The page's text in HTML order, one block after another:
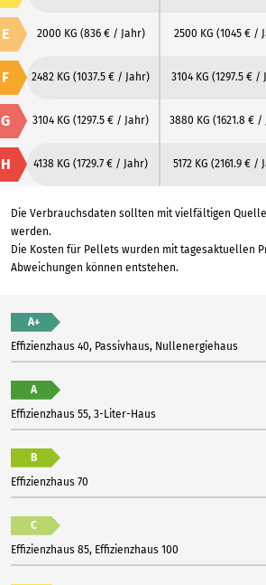
E 2000 KG (836 € / Jahr) 2500 KG (1045 € /
F 2482 KG (1037.5 € / Jahr) 3104 KG (1297.5 € /
G 3104 KG (1297.5 € / Jahr) 3880 KG (1621.8 € /
H 4138 KG (1729.7 € / Jahr) 5172 KG (2161.9 € /
Die Verbrauchsdaten sollten mit vielfältigen
werden.
Die Kosten für Pellets wurden mit tagesaktuellen
Abweichungen können entstehen.
A+
Effizienzhaus 40, Passivhaus, Nullenergiehaus
A
Effizienzhaus 55, 3-Liter-Haus
B
Effizienzhaus 70
C
Effizienzhaus 85, Effizienzhaus 100